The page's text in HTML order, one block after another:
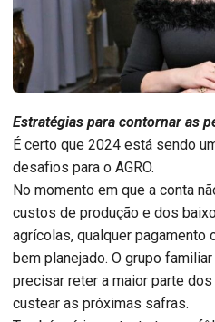
Estratégias para contornar as
É certo que 2024 está sendo
desafios para o AGRO.
No momento em que a conta
custos de produção e dos
agrícolas, qualquer
bem planejado. O grupo
precisar reter a maior parte
custear as próximas safras.